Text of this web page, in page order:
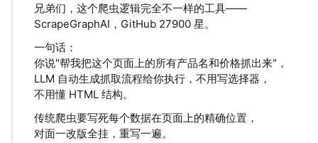
兄弟们，这个爬虫逻辑完全不一样的工具——
ScrapeGraphAI，GitHub 27900 星。
一句话：
你说"帮我把这个页面上的所有产品名和价格抓出来"，
LLM 自动生成抓取流程给你执行，不用写选择器，
不用懂 HTML 结构。
传统爬虫要写死每个数据在页面上的精确位置，
对面一改版全挂，重写一遍。